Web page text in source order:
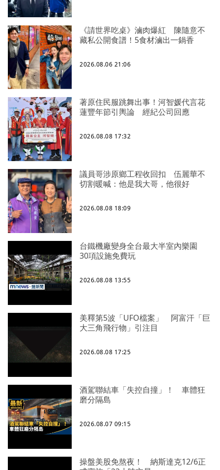
《請世界吃桌》滷肉爆紅 陳隨意不
藏私公開食譜！5食材滷出一鍋香
2026.08.06 21:06
著原住民服跳舞出事！河智媛代言花
蓮豐年節引輿論 經紀公司回應
2026.08.08 17:32
議員哥涉原鄉工程收回扣 伍麗華不
切割暖喊：他是我大哥，他很好
2026.08.08 18:09
台鐵機廠變身全台最大半室內樂園
30項設施免費玩
2026.08.08 13:55
美釋第5波「UFO檔案」 阿富汗「巨
大三角飛行物」引注目
2026.08.08 17:25
酒駕聯結車「失控自撞」！ 車體狂
磨分隔島
2026.08.07 09:15
操盤美股免熬夜！ 納斯達克12/6正